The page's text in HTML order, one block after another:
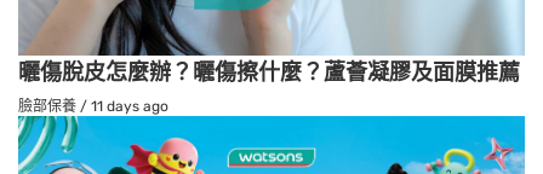
曬傷脫皮怎麼辦？曬傷擦什麼？蘆薈凝膠及面膜推薦
臉部保養 / 11 days ago